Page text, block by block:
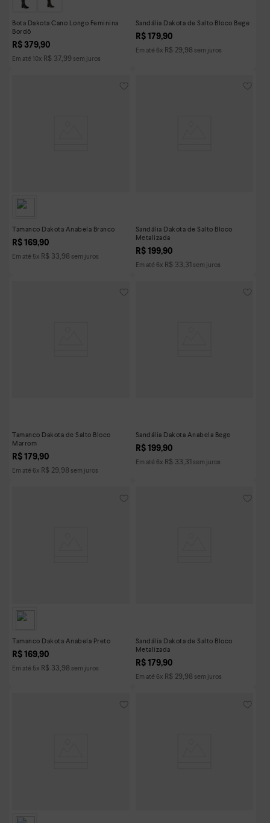
Bota Dakota Cano Longo Feminina
Bordô
R$ 379,90
Em até 10x R$ 37,99 sem juros
Sandália Dakota de Salto Bloco Bege
R$ 179,90
Em até 6x R$ 29,98 sem juros
Tamanco Dakota Anabela Branco
R$ 169,90
Em até 5x R$ 33,98 sem juros
Sandália Dakota de Salto Bloco
Metalizada
R$ 199,90
Em até 6x R$ 33,31 sem juros
Tamanco Dakota de Salto Bloco
Marrom
R$ 179,90
Em até 6x R$ 29,98 sem juros
Sandália Dakota Anabela Bege
R$ 199,90
Em até 6x R$ 33,31 sem juros
Tamanco Dakota Anabela Preto
R$ 169,90
Em até 5x R$ 33,98 sem juros
Sandália Dakota de Salto Bloco
Metalizada
R$ 179,90
Em até 6x R$ 29,98 sem juros